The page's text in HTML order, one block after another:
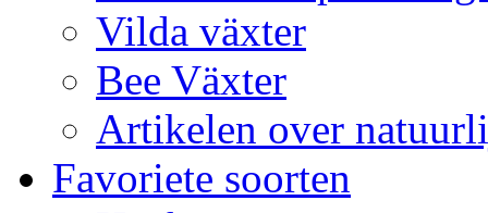
Vilda växter
Bee Växter
Artikelen over
Favoriete soorten